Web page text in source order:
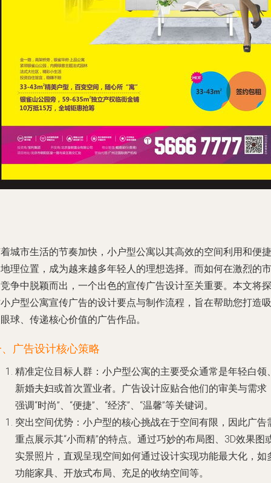
城市生活的节奏加快，小户型公寓以其高效的空间利用和便捷
理位置，成为越来越多年轻人的理想选择。而如何在激烈的市
争中脱颖而出，一个出色的宣传广告设计至关重要。本文将探
户型公寓宣传广告的设计要点与制作流程，旨在帮助您打造吸
球、传递核心价值的广告作品。
广告设计核心策略
精准定位目标人群 ：小户型公寓的主要受众通常是年轻白领
新婚夫妇或首次置业者。广告设计应贴合他们的审美与需求
强调“时尚”、“便捷”、“经济”、“温馨”等关键词。
突出空间优势 ：小户型的核心挑战在于空间有限，因此广告
重点展示其“小而精”的特点。通过巧妙的布局图、3D效果图
实景照片，直观呈现空间如何通过设计实现功能最大化，如
功能家具、开放式布局、充足的收纳空间等。